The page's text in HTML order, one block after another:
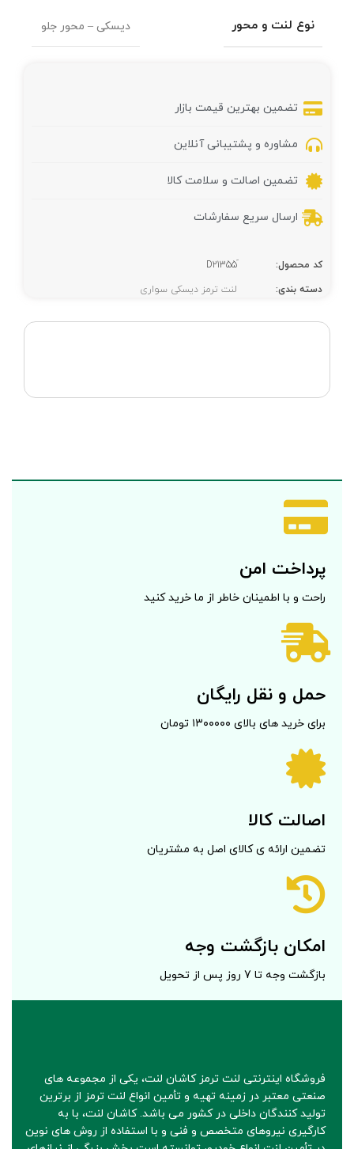
نوع لنت و محور دیسکی – محور جلو
تضمین بهترین قیمت بازار
مشاوره و پشتیبانی آنلاین
تضمین اصالت و سلامت کالا
ارسال سریع سفارشات
کد محصول:
دسته بندی:
لنت ترمز دیسکی سواری
پرداخت امن
راحت و با اطمینان خاطر از ما خرید کنید
حمل و نقل رایگان
برای خرید های بالای ۱۳۰۰۰۰۰ تومان
اصالت کالا
تضمین ارائه ی کالای اصل به مشتریان
امکان بازگشت وجه
بازگشت وجه تا 7 روز پس از تحویل
فروشگاه اینترنتی لنت ترمز کاشان لنت، یکی از مجموعه های
صنعتی معتبر در زمینه تهیه و تأمین انواع لنت ترمز از برترین
تولید کنندگان داخلی در کشور می باشد. کاشان لنت، با به
کارگیری نیروهای متخصص و فنی و با استفاده از روش های نوین